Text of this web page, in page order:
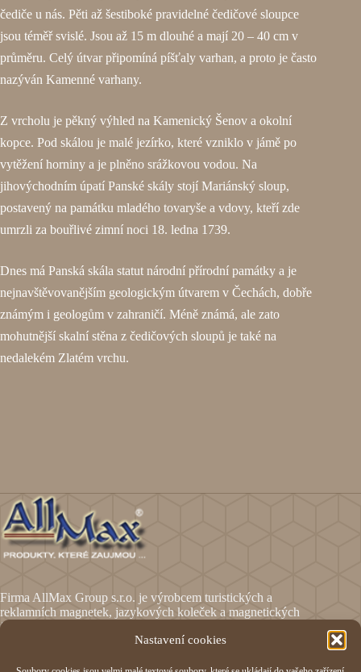
Nastavení cookies
čediče u nás. Pěti až šestiboké pravidelné čedičové sloupce
jsou téměř svislé. Jsou až 15 m dlouhé a mají 20 – 40 cm v
průměru. Celý útvar připomíná píšťaly varhan, a proto je často
nazýván Kamenné varhany.
Z vrcholu je pěkný výhled na Kamenický Šenov a okolní
kopce. Pod skálou je malé jezírko, které vzniklo v jámě po
vytěžení horniny a je plněno srážkovou vodou. Na
jihovýchodním úpatí Panské skály stojí Mariánský sloup,
postavený na památku mladého tovaryše a vdovy, kteří zde
umrzli za bouřlivé zimní noci 18. ledna 1739.
Dnes má Panská skála statut národní přírodní památky a je
nejnavštěvovanějším geologickým útvarem v Čechách, dobře
známým i geologům v zahraničí. Méně známá, ale zato
mohutnější skalní stěna z čedičových sloupů je také na
nedalekém Zlatém vrchu.
Firma AllMax Group s.r.o. je výrobcem turistických a
reklamních magnetek, jazykových koleček a magnetických
fólií.